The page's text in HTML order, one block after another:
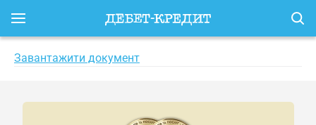
Завантажити документ